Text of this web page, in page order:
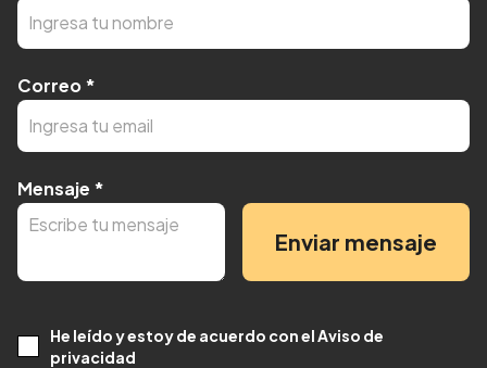
Correo*
Mensaje *
Enviar mensaje
He leído y estoy de acuerdo con el Aviso de
privacidad